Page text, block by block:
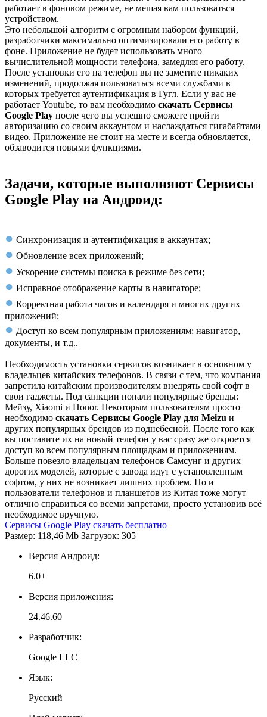
работает в фоновом режиме, не мешая вам пользоваться
устройством.
Это небольшой алгоритм с огромным набором функций,
разработчики максимально оптимизировали его работу в
фоне. Приложение не будет использовать много
вычислительной мощности телефона, замедляя его работу.
После установки его на телефон вы не заметите никаких
изменений, продолжая пользоваться всеми службами в
которых требуется аутентификация в Гугл. Если у вас не
работает Youtube, то вам необходимо скачать Сервисы
Google Play после чего вы успешно сможете пройти
авторизацию со своим аккаунтом и наслаждаться гигабайтами
видео. Приложение не стоит на месте и всегда обновляется,
обзаводится новыми функциями.
Задачи, которые выполняют Сервисы
Google Play на Андроид:
● Синхронизация и аутентификация в аккаунтах;
● Обновление всех приложений;
● Ускорение системы поиска в режиме без сети;
● Исправное отображение карты в навигаторе;
● Корректная работа часов и календаря и многих других
приложений;
● Доступ ко всем популярным приложениям: навигатор,
документы, и т.д..
Необходимость установки сервисов возникает в основном у
владельцев китайских телефонов. В связи с тем, что компания
запретила китайским производителям внедрять свой софт в
свои гаджеты. Под санкции попали популярные бренды:
Мейзу, Xiaomi и Honor. Некоторым пользователям просто
необходимо скачать Сервисы Google Play для Meizu и
других популярных брендов из поднебесной. После того как
вы поставите их на новый телефон у вас сразу же откроется
доступ ко всем популярным площадкам и приложениям.
Больше повезло владельцам телефонов Самсунг и других
дорогих моделей, которые с завода идут с установленным
софтом, у них не возникает лишних проблем. Но и
пользователи телефонов и планшетов из Китая тоже могут
отлично справиться со всеми запретами, просто установив всё
необходимое вручную.
Сервисы Google Play скачать бесплатно
Размер: 118,46 Mb Загрузок: 305
Версия Андроид:
6.0+
Версия приложения:
24.46.60
Разработчик:
Google LLC
Язык:
Русский